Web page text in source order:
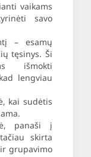
vaikams
savo
– esamų
tęsinys. Ši
išmokti
lengviau
kai sudėtis
panaši į
skirta
grupavimo